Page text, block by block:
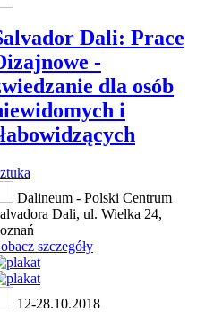
Dali: Prace
-
dla osób
i
Dalineum - Polski Centrum
Dali, ul. Wielka 24,
szczegóły
12-28.10.2018